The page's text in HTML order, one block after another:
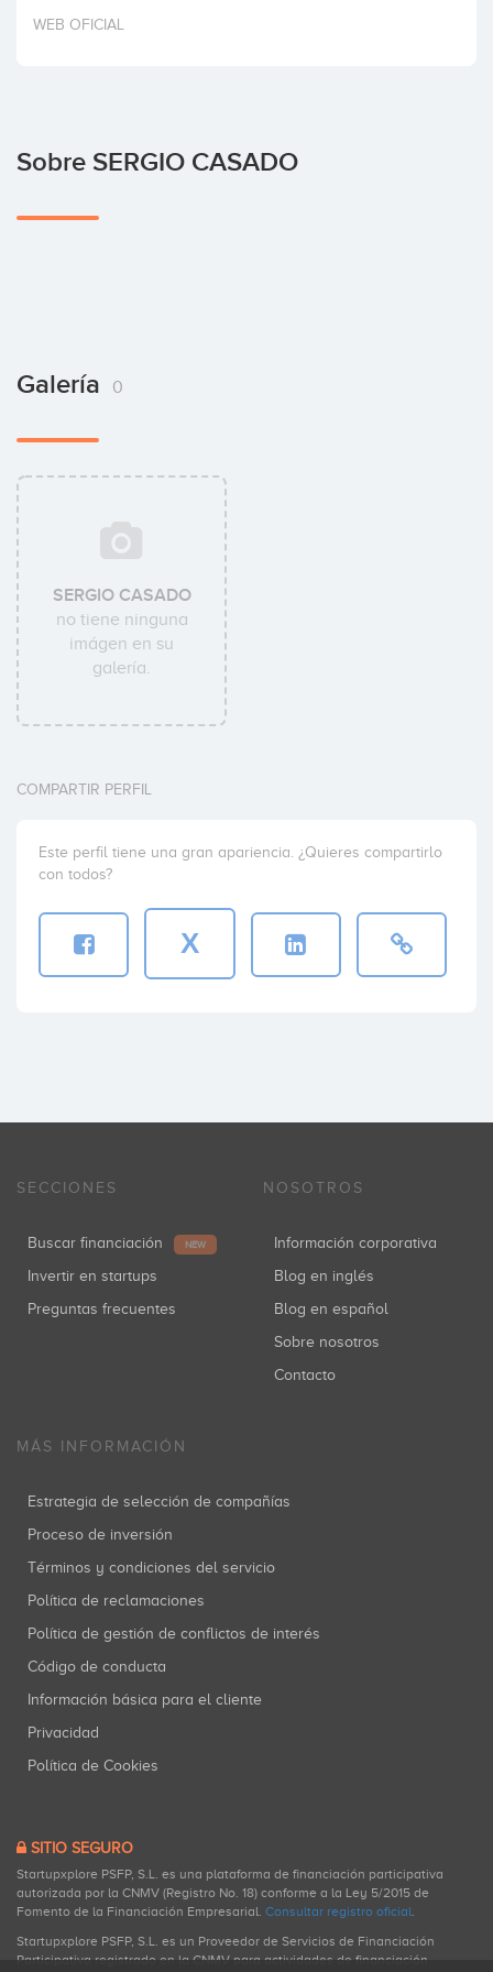
Invertir
WEB OFICIAL
Sobre SERGIO CASADO
Galería 0
SERGIO CASADO
no tiene ninguna
imágen en su
galería.
COMPARTIR PERFIL
Este perfil tiene una gran apariencia. ¿Quieres compartirlo
con todos?
X
SECCIONES
Buscar financiación NEW
Invertir en startups
Preguntas frecuentes
NOSOTROS
Información corporativa
Blog en inglés
Blog en español
Sobre nosotros
Contacto
MÁS INFORMACIÓN
Estrategia de selección de compañías
Proceso de inversión
Términos y condiciones del servicio
Política de reclamaciones
Política de gestión de conflictos de interés
Código de conducta
Información básica para el cliente
Privacidad
Política de Cookies
SITIO SEGURO
Startupxplore PSFP, S.L. es una plataforma de financiación participativa
autorizada por la CNMV (Registro No. 18) conforme a la Ley 5/2015 de
Fomento de la Financiación Empresarial. Consultar registro oficial.
Startupxplore PSFP, S.L. es un Proveedor de Servicios de Financiación
Participativa registrado en la CNMV para actividades de financiación